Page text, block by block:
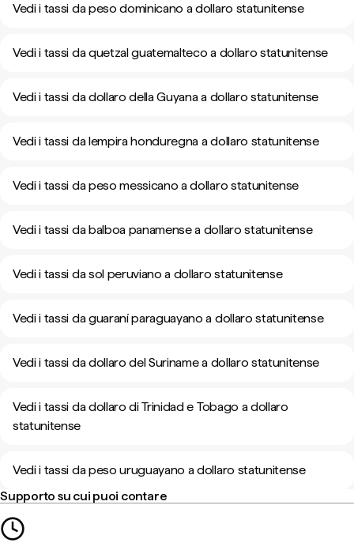
Vedi i tassi da peso dominicano a dollaro statunitense
Vedi i tassi da quetzal guatemalteco a dollaro statunitense
Vedi i tassi da dollaro della Guyana a dollaro statunitense
Vedi i tassi da lempira honduregna a dollaro statunitense
Vedi i tassi da peso messicano a dollaro statunitense
Vedi i tassi da balboa panamense a dollaro statunitense
Vedi i tassi da sol peruviano a dollaro statunitense
Vedi i tassi da guaraní paraguayano a dollaro statunitense
Vedi i tassi da dollaro del Suriname a dollaro statunitense
Vedi i tassi da dollaro di Trinidad e Tobago a dollaro
statunitense
Vedi i tassi da peso uruguayano a dollaro statunitense
Supporto su cui puoi contare